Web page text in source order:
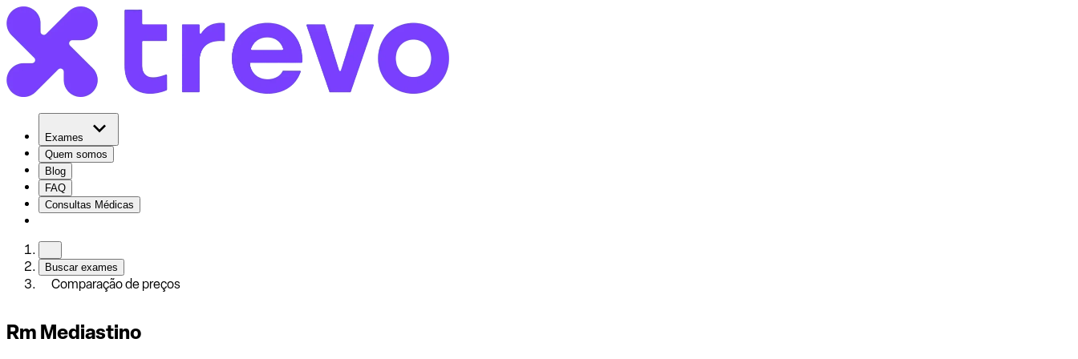
Exames
Quem somos
Blog
FAQ
Consultas Médicas
Buscar exames
Comparação de preços
Rm Mediastino